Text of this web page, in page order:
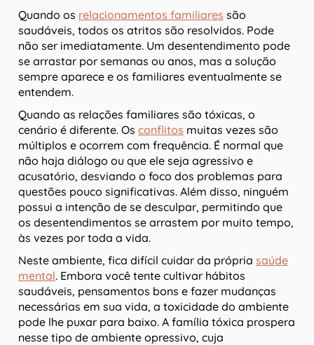
Quando os relacionamentos familiares são
saudáveis, todos os atritos são resolvidos. Pode
não ser imediatamente. Um desentendimento pode
se arrastar por semanas ou anos, mas a solução
sempre aparece e os familiares eventualmente se
entendem.
Quando as relações familiares são tóxicas, o
cenário é diferente. Os conflitos muitas vezes são
múltiplos e ocorrem com frequência. É normal que
não haja diálogo ou que ele seja agressivo e
acusatório, desviando o foco dos problemas para
questões pouco significativas. Além disso, ninguém
possui a intenção de se desculpar, permitindo que
os desentendimentos se arrastem por muito tempo,
às vezes por toda a vida.
Neste ambiente, fica difícil cuidar da própria saúde
mental. Embora você tente cultivar hábitos
saudáveis, pensamentos bons e fazer mudanças
necessárias em sua vida, a toxicidade do ambiente
pode lhe puxar para baixo. A família tóxica prospera
nesse tipo de ambiente opressivo, cuja